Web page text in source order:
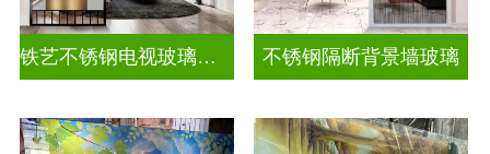
铁艺不锈钢电视玻璃背景墙 不锈钢隔断背景墙玻璃